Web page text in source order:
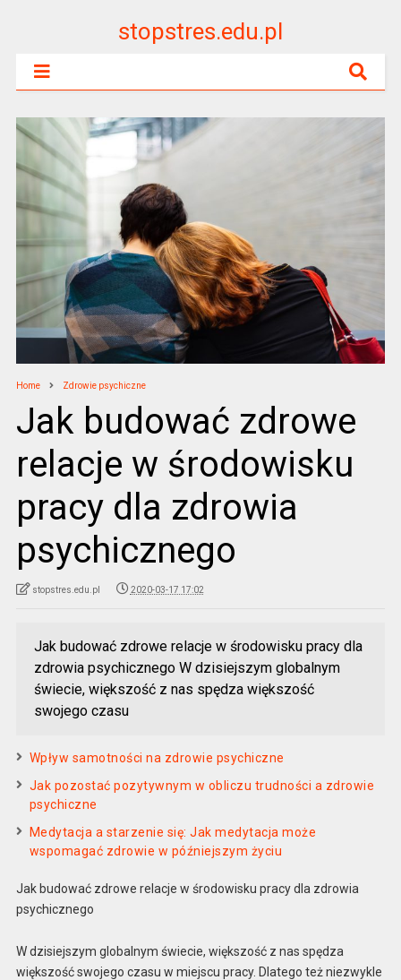
stopstres.edu.pl
Home Zdrowie psychiczne
Jak budować zdrowe
relacje w środowisku
pracy dla zdrowia
psychicznego
stopstres.edu.pl 2020-03-17 17:02
Jak budować zdrowe relacje w środowisku pracy dla
zdrowia psychicznego W dzisiejszym globalnym
świecie, większość z nas spędza większość
swojego czasu
Wpływ samotności na zdrowie psychiczne
Jak pozostać pozytywnym w obliczu trudności a zdrowie
psychiczne
Medytacja a starzenie się: Jak medytacja może
wspomagać zdrowie w późniejszym życiu
Jak budować zdrowe relacje w środowisku pracy dla zdrowia
psychicznego
W dzisiejszym globalnym świecie, większość z nas spędza
większość swojego czasu w miejscu pracy. Dlatego też niezwykle